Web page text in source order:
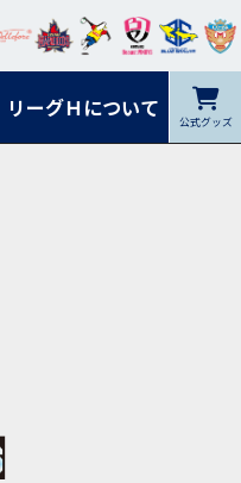
リーグＨについて 公式グッズ
ツ
フォ
ーレ
岡山
イプ
ルレ
ッズ
シラ トピ
ンデ
ィー
クヤ
鹿児
島